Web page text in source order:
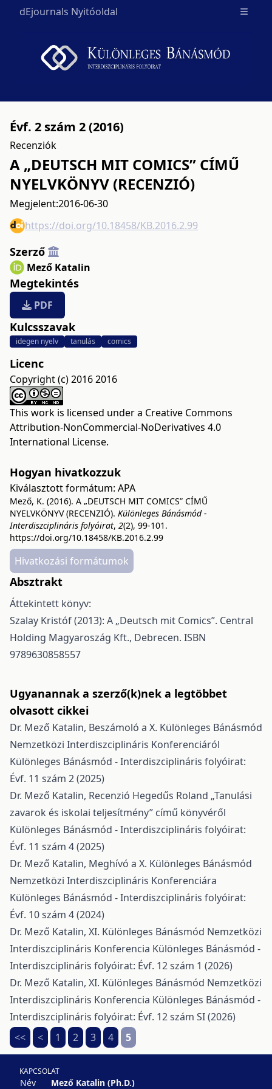
dEjournals Nyitóoldal Open
Évf. 2 szám 2 (2016)
Recenziók
A „DEUTSCH MIT COMICS” CÍMŰ
NYELVKÖNYV (RECENZIÓ)
Megjelent:2016-06-30
https://doi.org/10.18458/KB.2016.2.99
Szerző
Mező Katalin
Megtekintés
PDF
Kulcsszavak
idegen nyelv tanulás comics
Licenc
Copyright (c) 2016 2016
This work is licensed under a Creative Commons
Attribution-NonCommercial-NoDerivatives 4.0
International License.
Hogyan hivatkozzuk
Kiválasztott formátum: APA
Mező, K. (2016). A „DEUTSCH MIT COMICS” CÍMŰ
NYELVKÖNYV (RECENZIÓ). Különleges Bánásmód -
Interdiszciplináris folyóirat, 2(2), 99-101.
https://doi.org/10.18458/KB.2016.2.99
Hivatkozási formátumok
Absztrakt
Áttekintett könyv:
Szalay Kristóf (2013): A „Deutsch mit Comics”. Central
Holding Magyaroszág Kft., Debrecen. ISBN
9789630858557
Ugyanannak a szerző(k)nek a legtöbbet
olvasott cikkei
Dr. Mező Katalin, Beszámoló a X. Különleges Bánásmód
Nemzetközi Interdiszciplináris Konferenciáról
Különleges Bánásmód - Interdiszciplináris folyóirat:
Évf. 11 szám 2 (2025)
Dr. Mező Katalin, Recenzió Hegedűs Roland „Tanulási
zavarok és iskolai teljesítmény” című könyvéről
Különleges Bánásmód - Interdiszciplináris folyóirat:
Évf. 11 szám 4 (2025)
Dr. Mező Katalin, Meghívó a X. Különleges Bánásmód
Nemzetközi Interdiszciplináris Konferenciára
Különleges Bánásmód - Interdiszciplináris folyóirat:
Évf. 10 szám 4 (2024)
Dr. Mező Katalin, XI. Különleges Bánásmód Nemzetközi
Interdiszciplináris Konferencia Különleges Bánásmód -
Interdiszciplináris folyóirat: Évf. 12 szám 1 (2026)
Dr. Mező Katalin, XI. Különleges Bánásmód Nemzetközi
Interdiszciplináris Konferencia Különleges Bánásmód -
Interdiszciplináris folyóirat: Évf. 12 szám SI (2026)
<<
< 1 2 3 4 5
KAPCSOLAT
Név Mező Katalin (Ph.D.)